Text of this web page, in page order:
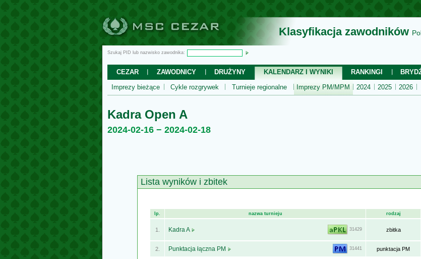
Klasyfikacja zawodników
Szukaj PID lub nazwisko zawodnika:
CEZAR ZAWODNICY DRUŻYNY KALENDARZ I WYNIKI RANKINGI
Imprezy bieżące
Cykle rozgrywek Turnieje regionalne Imprezy PM/MPM 2024 2025 2026
Kadra Open A
2024-02-16 − 2024-02-18
Lista wyników i zbitek
lp. nazwa turnieju rodzaj
1. Kadra A 31429 zbitka
2. Punktacja łączna PM 31441 punktacja PM